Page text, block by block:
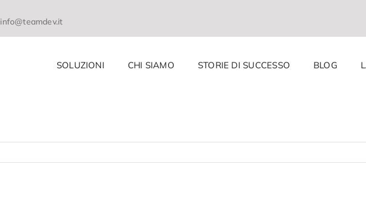
info@teamdev.it
SOLUZIONI CHI SIAMO STORIE DI SUCCESSO BLOG